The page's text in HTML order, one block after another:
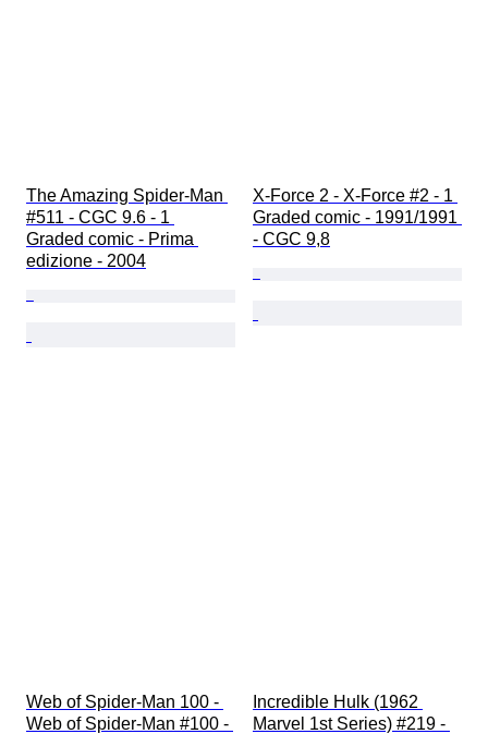
The Amazing Spider-Man
#511 - CGC 9.6 - 1
Graded comic - Prima
edizione - 2004
X-Force 2 - X-Force #2 - 1
Graded comic - 1991/1991
- CGC 9,8
Web of Spider-Man 100 -
Web of Spider-Man #100 -
Incredible Hulk (1962
Marvel 1st Series) #219 -